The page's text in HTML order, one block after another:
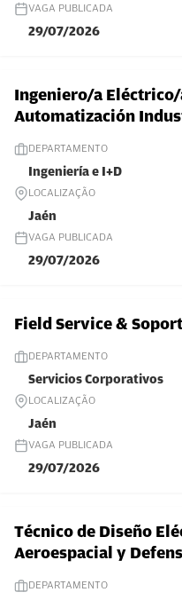
VAGA PUBLICADA
29/07/2026
Ingeniero/a
Automatización
DEPARTAMENTO
Ingeniería e I+D
LOCALIZAÇÃO
Jaén
VAGA PUBLICADA
29/07/2026
Field Service &
DEPARTAMENTO
Servicios Corporativos
LOCALIZAÇÃO
Jaén
VAGA PUBLICADA
29/07/2026
Técnico de Diseño
Aeroespacial y
DEPARTAMENTO